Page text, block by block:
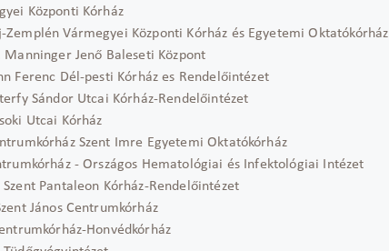
Központi Kórház
Zemplén Vármegyei Központi Kórház és Egyetemi Oktatókórház
Manninger Jenő Baleseti Központ
Ferenc Dél-pesti Kórház es Rendelőintézet
Sándor Utcai Kórház-Rendelőintézet
Utcai Kórház
Szent Imre Egyetemi Oktatókórház
- Országos Hematológiai és Infektológiai Intézet
Pantaleon Kórház-Rendelőintézet
János Centrumkórház
Honvédkórház